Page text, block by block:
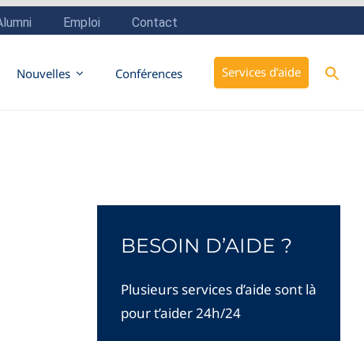
Nouvelles Conférences Services d’aide
BESOIN D’AIDE ?
Plusieurs services d’aide sont là
pour t’aider 24h/24